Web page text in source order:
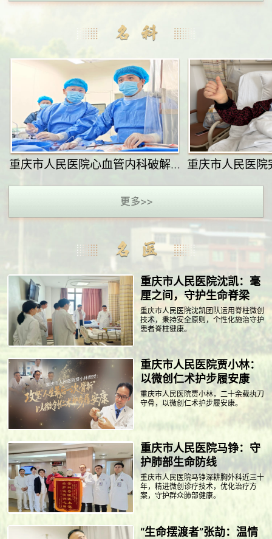
重庆市人民医院心血管内科破解复杂心脏难题
重庆市人民医院沈凯：毫
厘之间，守护生命脊梁
重庆市人民医院沈凯团队运用脊柱微创
技术，秉持安全原则，个性化施治守护
患者脊柱健康。
重庆市人民医院贾小林：
以微创仁术护步履安康
重庆市人民医院贾小林，二十余载执刀
守骨，以微创仁术护步履安康。
重庆市人民医院马铮：守
护肺部生命防线
重庆市人民医院马铮深耕胸外科近三十
年，精进微创诊疗技术，优化治疗方
案，守护群众肺部健康。
“生命摆渡者”张劼：温情